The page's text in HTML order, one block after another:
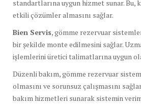
standartlarına uygun hizmet sunar. Bu,
etkili çözümler almasını sağlar.
Bien Servis, gömme rezervuar
bir şekilde monte edilmesini sağlar.
işlemlerini üretici talimatlarına uygun
Düzenli bakım, gömme rezervuar
olmasını ve sorunsuz çalışmasını
bakım hizmetleri sunarak sistemin